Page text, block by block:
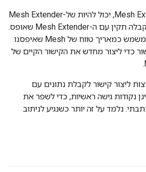
אחרי איפוס של Mesh Extender, יכול להיות של-Mesh Extender
סמוך עדיין יהיה קישור קבלה תקין עם ה-Mesh Extender שאופס.
במקרה הזה, המכשיר המשמש כמאריך טווח של Mesh שאיפסנו
כדי ליצור מחדש את הקישור הקיים של
ליצור קישור לקבלת נתונים עם
נקודות גישה ראשיות, כדי לשפר את
נלמד על זה יותר כשנגיע לניתוב